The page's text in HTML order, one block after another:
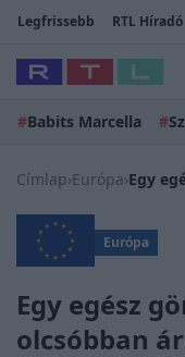
Legfrissebb RTL Híradó
#Babits Marcella #
Címlap›Európa›
Európa
Egy egész
olcsóbban